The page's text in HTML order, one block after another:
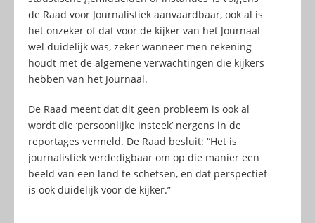
de Raad voor Journalistiek aanvaardbaar, ook al is
het onzeker of dat voor de kijker van het Journaal
wel duidelijk was, zeker wanneer men rekening
houdt met de algemene verwachtingen die kijkers
hebben van het Journaal.
De Raad meent dat dit geen probleem is ook al
wordt die ‘persoonlijke insteek’ nergens in de
reportages vermeld. De Raad besluit: “Het is
journalistiek verdedigbaar om op die manier een
beeld van een land te schetsen, en dat perspectief
is ook duidelijk voor de kijker.”